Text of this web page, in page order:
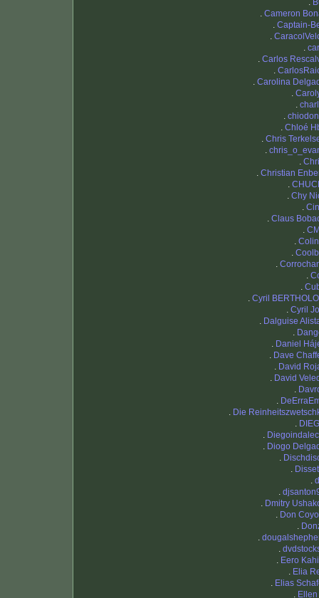
.
. Cameron
. Captain-
.
.
. Carlos
.
. Carolina
.
.
.
. Chloé
. Chris
.
.
. Christian
.
. Chy
.
. Claus
.
.
.
.
.
.
. Cyril
. Cyril
. Dalguise
.
. Daniel
. Dave
. David
. David
.
.
. Die
.
.
. Diogo
.
.
.
.
. Dmitry
. Don
.
.
.
. Eero
. Elia
. Elias
.